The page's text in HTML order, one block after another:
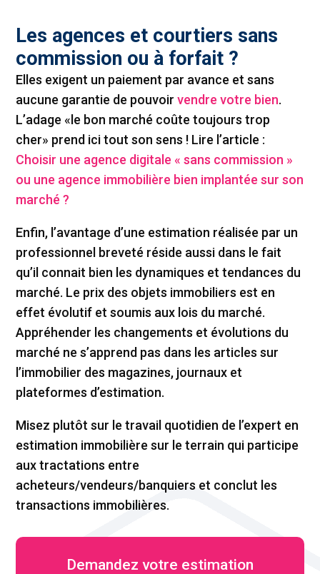
Les agences et courtiers sans
commission ou à forfait ?
Elles exigent un paiement par avance et sans
aucune garantie de pouvoirvendre votre bien.
L’adage «le bon marché coûte toujours trop
cher» prend ici tout son sens ! Lire l’article :
Choisir une agence digitale « sans commission »
ou une agence immobilière bien implantée sur son
marché ?
Enfin, l’avantage d’une estimation réalisée par un
professionnel breveté réside aussi dans le fait
qu’il connait bien les dynamiques et tendances du
marché. Le prix des objets immobiliers est en
effet évolutif et soumis aux lois du marché.
Appréhender les changements et évolutions du
marché ne s’apprend pas dans les articles sur
l’immobilier des magazines, journaux et
plateformes d’estimation.
Misez plutôt sur le travail quotidien de l’expert en
estimation immobilière sur le terrain qui participe
aux tractations entre
acheteurs/vendeurs/banquiers et conclut les
transactions immobilières.
Demandez votre estimation